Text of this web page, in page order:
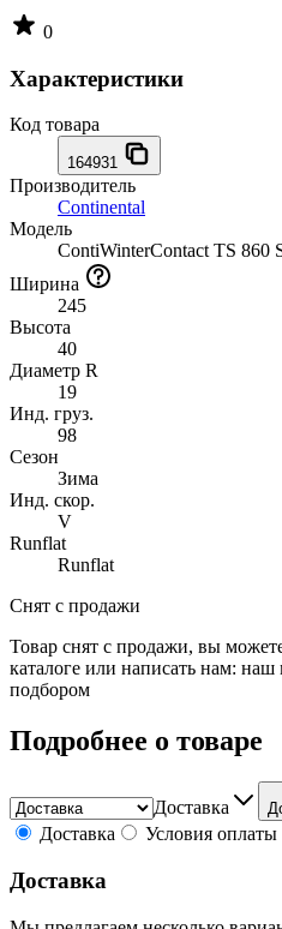
0
Характеристики
Код товара
164931
Производитель
Continental
Модель
ContiWinterContact TS 860
Ширина
245
Высота
40
Диаметр R
19
Инд. груз.
98
Сезон
Зима
Инд. скор.
V
Runflat
Runflat
Снят с продажи
Товар снят с продажи, вы
каталоге или написать нам:
подбором
Подробнее о товаре
Доставка
Доставка Условия оплаты
Доставка